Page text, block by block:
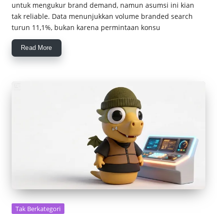
untuk mengukur brand demand, namun asumsi ini kian
tak reliable. Data menunjukkan volume branded search
turun 11,1%, bukan karena permintaan konsu
Read More
Posted
Tak Berkategori